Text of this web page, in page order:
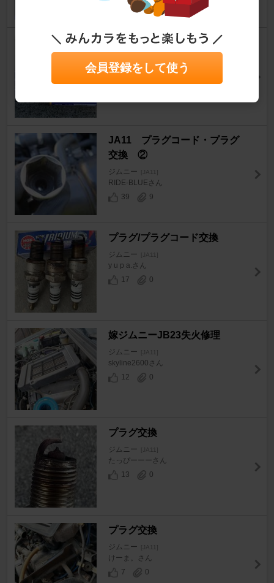
プラグ＆プラグコード交換
ＭＪさん
9
6
JA11 プラグコード・プラグ
交換 ②
ジムニー [JA11]
RIDE-BLUEさん
39
9
プラグ/プラグコード交換
ジムニー [JA11]
y u p a.さん
17
0
嫁ジムニーJB23失火修理
ジムニー [JA11]
skyline2600さん
12
0
プラグ交換
ジムニー [JA11]
たっぴーーーさん
13
0
プラグ交換
ジムニー [JA11]
けーま。さん
7
0
会員登録をして使う